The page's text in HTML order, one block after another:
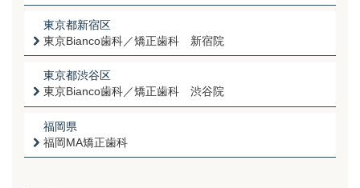
東京都新宿区
東京Bianco歯科／矯正歯科 新宿院
東京都渋谷区
東京Bianco歯科／矯正歯科 渋谷院
福岡県
福岡MA矯正歯科